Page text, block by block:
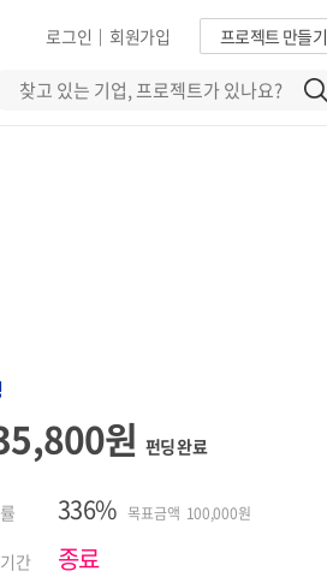
프로젝트 만들기
회원가입
|
로그인
원 펀딩 완료
336% 목표금액 100,000원
간 종료